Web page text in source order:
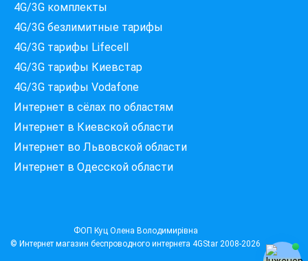
4G/3G комплекты
4G/3G безлимитные тарифы
4G/3G тарифы Lifecell
4G/3G тарифы Киевстар
4G/3G тарифы Vodafone
Интернет в сёлах по областям
Интернет в Киевской области
Интернет во Львовской области
Интернет в Одесской области
ФОП Куц Олена Володимирівна
© Интернет магазин беспроводного интернета 4GStar 2008-2026
Які провайдери працюють
за вашою адресою?
Перевірте доступність інтернету за 30 секунд
375+ провайдерів в базі
Введіть вашу адресу
Місто, вулиця та номер будинку